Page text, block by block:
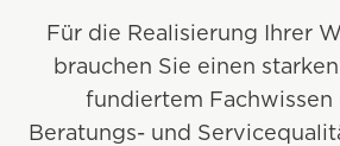
Für die Realisierung Ihrer
brauchen Sie einen
fundiertem Fachwissen
Beratungs- und